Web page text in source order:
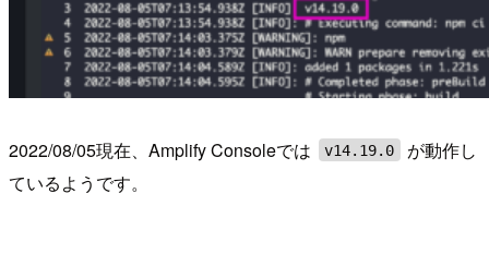
2022/08/05現在、Amplify Consoleでは v14.19.0
が動作し
ているようです。